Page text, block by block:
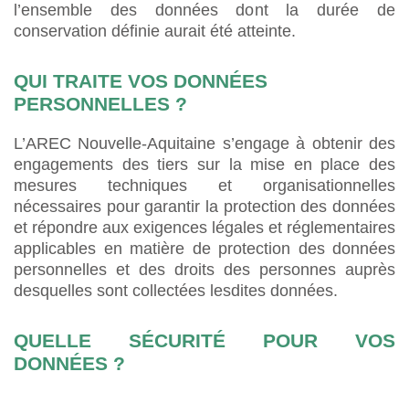
l’ensemble des données dont la durée de
conservation définie aurait été atteinte.
QUI TRAITE VOS DONNÉES
PERSONNELLES ?
L’AREC Nouvelle-Aquitaine s’engage à obtenir des
engagements des tiers sur la mise en place des
mesures techniques et organisationnelles
nécessaires pour garantir la protection des données
et répondre aux exigences légales et réglementaires
applicables en matière de protection des données
personnelles et des droits des personnes auprès
desquelles sont collectées lesdites données.
QUELLE SÉCURITÉ POUR VOS
DONNÉES ?